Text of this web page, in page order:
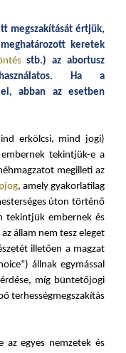
megszakítását értjük,
keretek
stb.) az abortusz
Ha a
abban az esetben
erkölcsi, mind jogi)
tekintjük-e a
megilleti az
, amely gyakorlatilag
úton történő
tekintjük embernek és
állam nem tesz eleget
illetően a magzat
állnak egymással
míg büntetőjogi
terhességmegszakítás
az egyes nemzetek és